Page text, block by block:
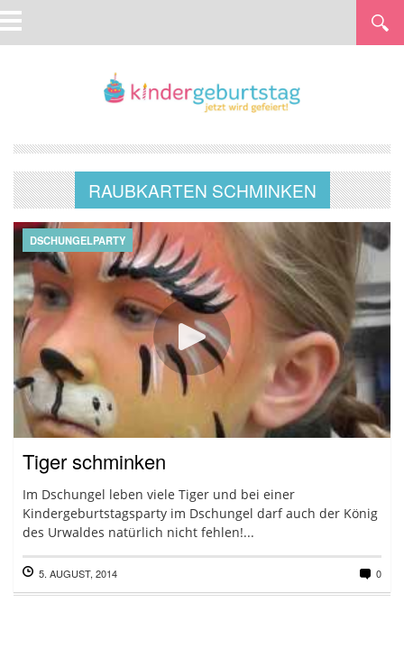
RAUBKARTEN SCHMINKEN
DSCHUNGELPARTY
Tiger schminken
Im Dschungel leben viele Tiger und bei einer
Kindergeburtstagsparty im Dschungel darf auch der König
des Urwaldes natürlich nicht fehlen!...
5. AUGUST, 2014 0